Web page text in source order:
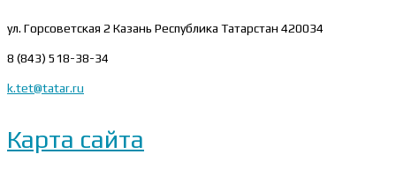
ул. Горсоветская 2 Казань Республика Татарстан 420034
8 (843) 518-38-34
k.tet@tatar.ru
Карта сайта